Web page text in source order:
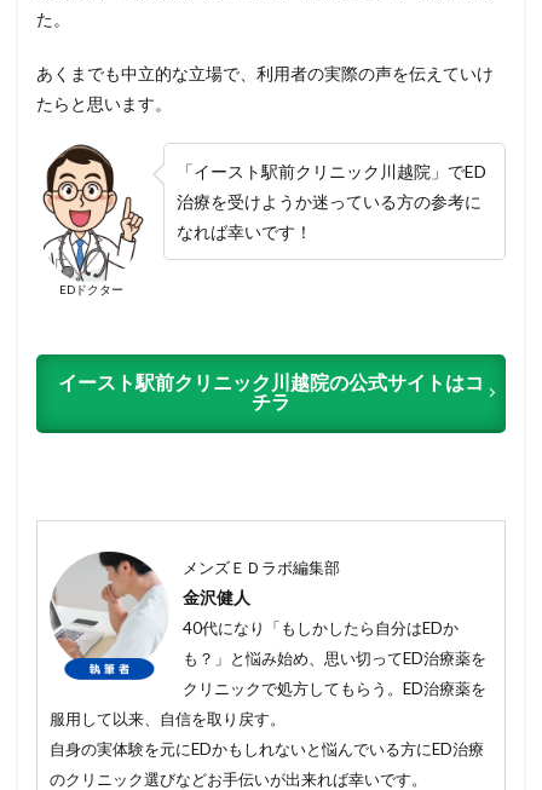
た。
あくまでも中立的な立場で、利用者の実際の声を伝えていけ
たらと思います。
EDドクター
「イースト駅前クリニック川越院」でED
治療を受けようか迷っている方の参考に
なれば幸いです！
イースト駅前クリニック川越院の公式サイトはコ
チラ
メンズＥＤラボ編集部
金沢健人
40代になり「もしかしたら自分はEDか
も？」と悩み始め、思い切ってED治療薬を
クリニックで処方してもらう。ED治療薬を
服用して以来、自信を取り戻す。
自身の実体験を元にEDかもしれないと悩んでいる方にED治療
のクリニック選びなどお手伝いが出来れば幸いです。